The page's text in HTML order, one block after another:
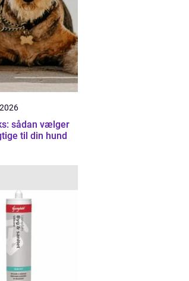
sådan vælger
til din hund